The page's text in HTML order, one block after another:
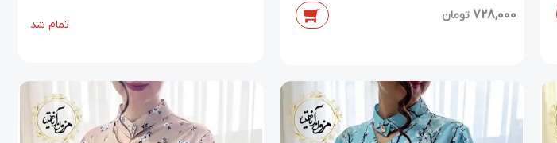
728,000 تومان
تمام شد